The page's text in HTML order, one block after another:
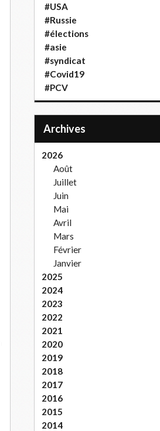
#USA
#Russie
#élections
#asie
#syndicat
#Covid19
#PCV
Archives
2026
Août
Juillet
Juin
Mai
Avril
Mars
Février
Janvier
2025
2024
2023
2022
2021
2020
2019
2018
2017
2016
2015
2014